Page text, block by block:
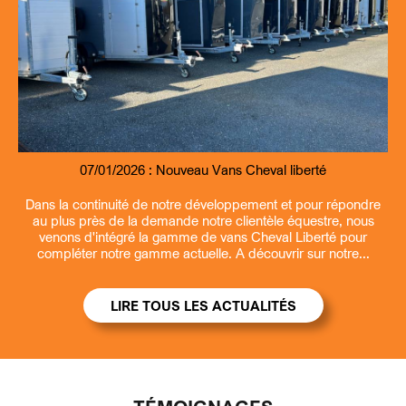
07/01/2026 : Nouveau Vans Cheval liberté
Dans la continuité de notre développement et pour répondre
au plus près de la demande notre clientèle équestre, nous
venons d'intégré la gamme de vans Cheval Liberté pour
compléter notre gamme actuelle. A découvrir sur notre...
07/01/2026 : Nouveau Remorque fourgon et benne Debon
13/03/2026 : Ouverture la samedi matin
09/07/2026 : Entretien et revisions remorques
LIRE TOUS LES ACTUALITÉS